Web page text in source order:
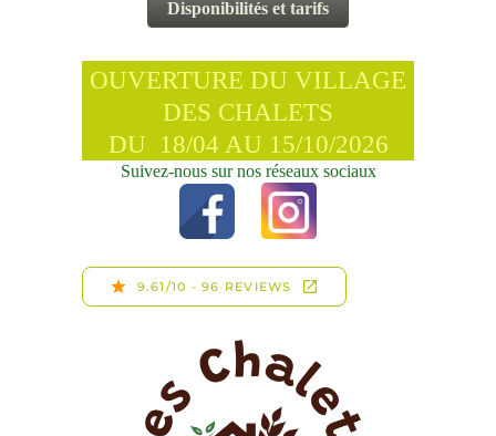
OUVERTURE DU VILLAGE
DES CHALETS
DU 18/04 AU 15/10/2026
Suivez-nous sur nos réseaux sociaux